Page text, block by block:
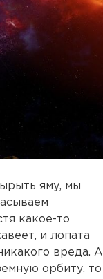
яму, мы
какое-то
и лопата
вреда. А
орбиту, то